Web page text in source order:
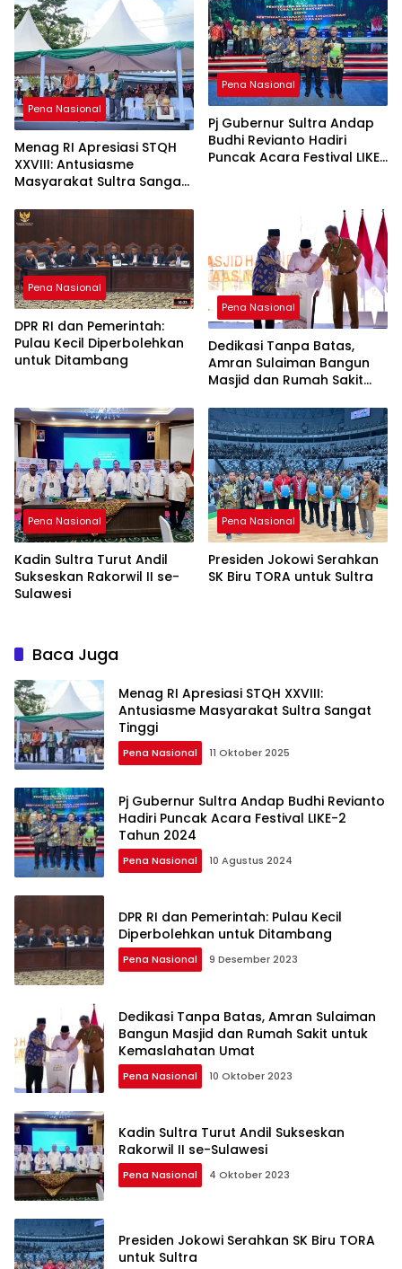
Pena Nasional
Menag RI Apresiasi STQH
XXVIII: Antusiasme
Masyarakat Sultra Sangat
Pena Nasional
Pj Gubernur Sultra Andap
Budhi Revianto Hadiri
Puncak Acara Festival LIKE-
Pena Nasional
DPR RI dan Pemerintah:
Pulau Kecil Diperbolehkan
untuk Ditambang
Pena Nasional
Dedikasi Tanpa Batas,
Amran Sulaiman Bangun
Masjid dan Rumah Sakit
Pena Nasional
Kadin Sultra Turut Andil
Sukseskan Rakorwil II se-
Sulawesi
Pena Nasional
Presiden Jokowi Serahkan
SK Biru TORA untuk Sultra
Baca Juga
Menag RI Apresiasi STQH XXVIII:
Antusiasme Masyarakat Sultra Sangat
Tinggi
Pena Nasional 11 Oktober 2025
Pj Gubernur Sultra Andap Budhi Revianto
Hadiri Puncak Acara Festival LIKE-2
Tahun 2024
Pena Nasional 10 Agustus 2024
DPR RI dan Pemerintah: Pulau Kecil
Diperbolehkan untuk Ditambang
Pena Nasional 9 Desember 2023
Dedikasi Tanpa Batas, Amran Sulaiman
Bangun Masjid dan Rumah Sakit untuk
Kemaslahatan Umat
Pena Nasional 10 Oktober 2023
Kadin Sultra Turut Andil Sukseskan
Rakorwil II se-Sulawesi
Pena Nasional 4 Oktober 2023
Presiden Jokowi Serahkan SK Biru TORA
untuk Sultra